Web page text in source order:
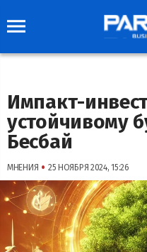
Импакт-
устойчивому
Бесбай
МНЕНИЯ • 25 НОЯБРЯ 2024, 15:26